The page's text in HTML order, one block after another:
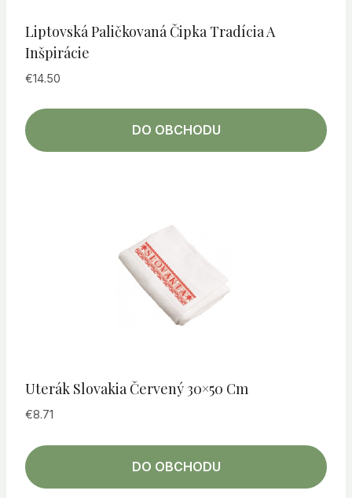
Liptovská Paličkovaná Čipka Tradícia A
Inšpirácie
€14.50
DO OBCHODU
Uterák Slovakia Červený 30×50 Cm
€8.71
DO OBCHODU